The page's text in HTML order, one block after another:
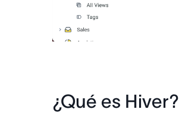
¿Qué es Hiver?